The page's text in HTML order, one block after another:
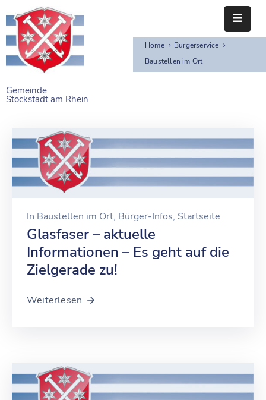
Gemeinde
Stockstadt am Rhein
STARTSEITE
BÜRGERSERVICE
EINRICHTUNGEN
NAHERHOLUNG
FREIZEITEINRICHTUNGEN
VEREINE
Home
Bürgerservice
Baustellen im Ort
In Baustellen im Ort‚ Bürger-Infos‚ Startseite
Glasfaser – aktuelle
Informationen – Es geht auf die
Zielgerade zu!
Weiterlesen